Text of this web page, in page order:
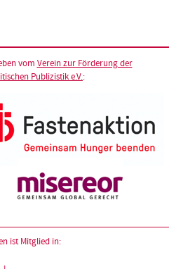
vom Verein zur Förderung der
Publizistik e.V.:
ist Mitglied in: